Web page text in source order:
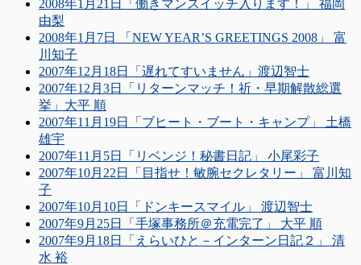
2008年1月21日「働きマンスイッチ入ります！」 福岡
由梨
2008年1月7日 「NEW YEAR’S GREETINGS 2008」 富
川知子
2007年12月18日「遅れてすいません」渡辺智士
2007年12月3日「リターンマッチ！祈・早期解散総選
挙」大平 順
2007年11月19日「ブヒート・ブート・キャンプ」 土橋
雄宇
2007年11月5日「リベンジ！秘書日記」 小尾彩子
2007年10月22日「目指せ！敏腕セクレタリー」 富川知
子
2007年10月10日「ドンキースマイル」 渡辺智士
2007年9月25日「手塚事務所＠充電完了」 大平 順
2007年9月18日「えらいひと－インターン日記２」 清
水 裕